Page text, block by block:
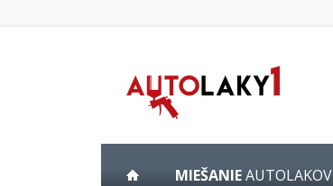
MIEŠANIEAUTOLAKOV